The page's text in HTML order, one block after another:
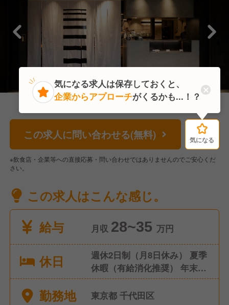
この求人に問い合わせる(無料) 気になる
※飲食店・企業等への直接応募・問い合わせではありませんのでご安心くだ
さい。
この求人はこんな感じ。
給与
月収 28~35 万円
休日
週休2日制（月8日休み） 夏季
休暇（有給消化推奨） 年末年
始休暇（有給消化推奨） GW
休暇（有給消化推奨）
勤務地 東京都 千代田区
気になる
気になる求人は保存しておくと、
企業からアプローチがくるかも...！？